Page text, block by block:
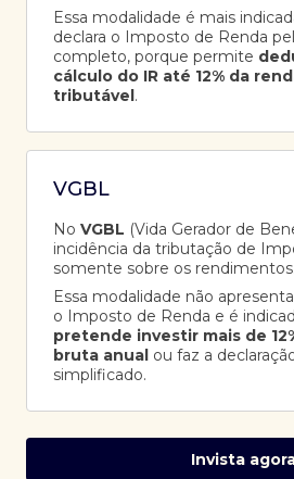
Essa modalidade é mais
declara o Imposto de Renda
completo, porque permite
cálculo do IR até 12% da
tributável.
VGBL
No VGBL (Vida Gerador de
incidência da tributação de
somente sobre os rendimentos.
Essa modalidade não
o Imposto de Renda e é
pretende investir mais de
bruta anual ou faz a
simplificado.
Invista